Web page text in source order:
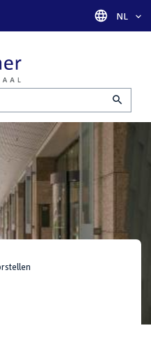
Taal
NL